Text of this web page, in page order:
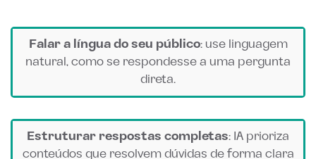
Falar a língua do seu público: use linguagem
natural, como se respondesse a uma pergunta
direta.
Estruturar respostas completas: IA prioriza
conteúdos que resolvem dúvidas de forma clara